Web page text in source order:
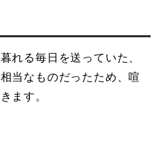
れる毎日を送っていた、
当なものだったため、喧
ます。